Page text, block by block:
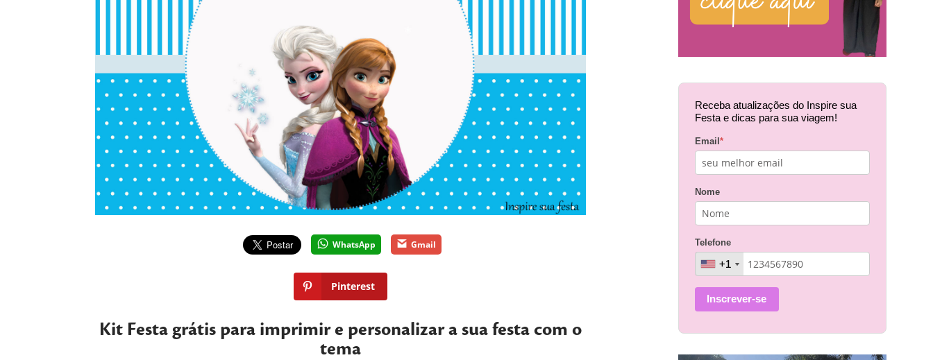
WhatsApp Gmail
Pinterest
Kit Festa grátis para imprimir e personalizar a sua festa com o
tema
Receba atualizações do Inspire sua
Festa e dicas para sua viagem!
Email *
Nome
Telefone
+1
+1
Inscrever-se